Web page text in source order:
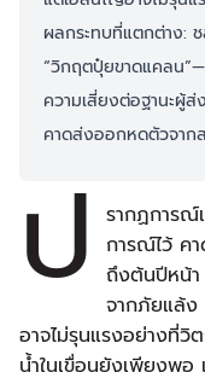
ผลกระทบที่แตกต่าง:
“วิกฤตปุ๋ยขาดแคลน
ความเสี่ยงต่อฐานะผู้ส่
คาดส่งออกหดตัวจาก
ป
รากฏการณ์
การณ์ไว้ คา
ถึงต้นปีหน้า
จากภัยแล้ง
อาจไม่รุนแรงอย่างที่วิ
น้ำในเขื่อนยังเพียงพ